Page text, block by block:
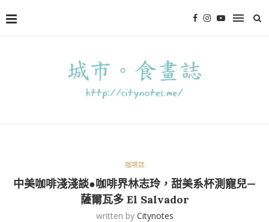
咖啡誌
中美咖啡淺淺談●咖啡界林志玲，甜美系杯測寵兒—
薩爾瓦多 El Salvador
written by Citynotes